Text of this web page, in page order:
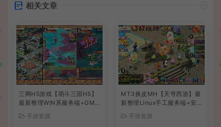
相关文章
三网H5游戏【萌斗三国H5】
最新整理WIN系服务端+GM
后台+详细搭建教程
手游资源
MT3换皮MH【天穹西游】最
新整理Linux手工服务端+安
卓苹果双端+GM后台+详细搭
建教程+全套源码+视频教程
手游资源